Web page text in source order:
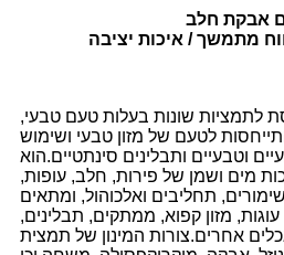
אבקת חלב
מתמשך / איכות יציבה
לתמציות שונות בעלות טעם טבעי,
לטעם של מזון טבעי ושימוש
וטבעיים ותבלינים סינתטיים.הוא
מים ושמן של פירות, חלב, עופות,
תחליבים ואלכוהול, ומתאים
מזון קפוא, ממתקים, תבלינים,
אחרים.צורות המינון של תמצית